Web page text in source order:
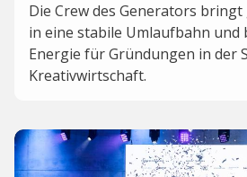
Die Crew des Generators
in eine stabile Umlaufbahn und
Energie für Gründungen in der
Kreativwirtschaft.